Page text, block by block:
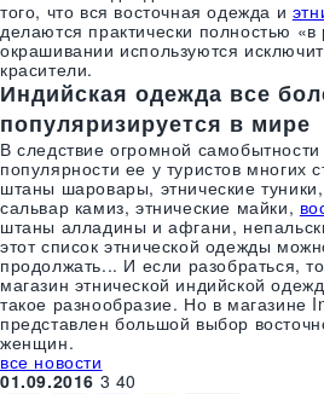
того, что вся восточная одежда и
делаются практически полностью
окрашивании используются
красители.
Индийская одежда все
популяризируется в мире
В следствие огромной
популярности ее у туристов многих
штаны шаровары, этнические
сальвар камиз, этнические майки,
штаны алладины и афгани,
этот список этнической одежды
продолжать... И если разобраться,
магазин этнической индийской
такое разнообразие. Но в магазине
представлен большой выбор
женщин.
все новости
01.09.2016 3 40